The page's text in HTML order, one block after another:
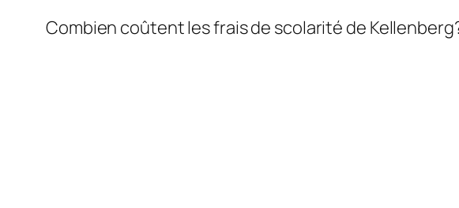
Combien coûtent les frais de scolarité de